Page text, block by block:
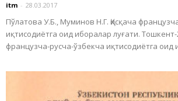
itm - 28.03.2017
Пўлатова У.Б., Муминов Н.Г. Қисқача
иқтисодиётга оид иборалар луғати. Тошкент-
французча-русча-ўзбекча иқтисодиётга оид